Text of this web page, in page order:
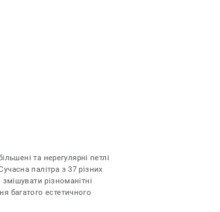
та нерегулярні петлі
палітра з 37 різних
різноманітні
багатого естетичного